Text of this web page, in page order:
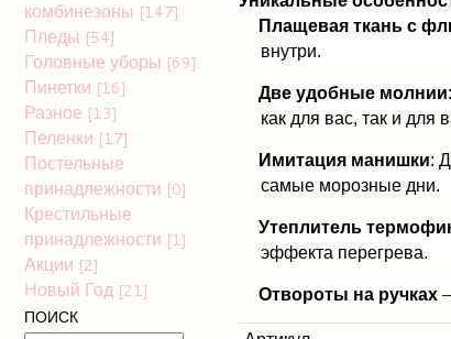
Плащевая ткань с
внутри.
Две удобные молнии
как для вас, так и
Имитация манишки:
самые морозные дни.
Утеплитель
эффекта перегрева.
Отвороты на ручках
комбинезоны [147]
Пледы [54]
Головные уборы [69]
Пинетки [16]
Разное [13]
Пеленки [17]
Постельные
принадлежности [0]
Крестильные
принадлежности [1]
Акции [2]
Новый Год [21]
ПОИСК